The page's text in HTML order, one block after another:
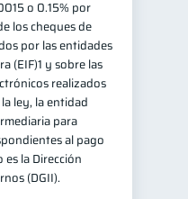
o 0.15% por
los cheques de
por las entidades
(EIF)1 y sobre las
realizados
ley, la entidad
para
al pago
la Dirección
(DGII).